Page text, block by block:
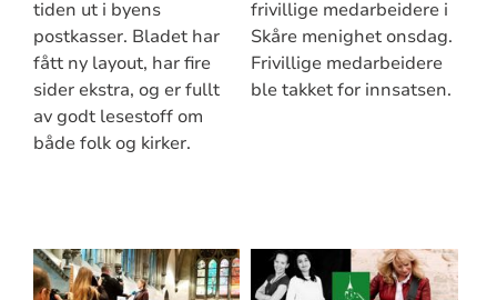
tiden ut i byens
postkasser. Bladet har
fått ny layout, har fire
sider ekstra, og er fullt
av godt lesestoff om
både folk og kirker.
frivillige medarbeidere i
Skåre menighet onsdag.
Frivillige medarbeidere
ble takket for innsatsen.